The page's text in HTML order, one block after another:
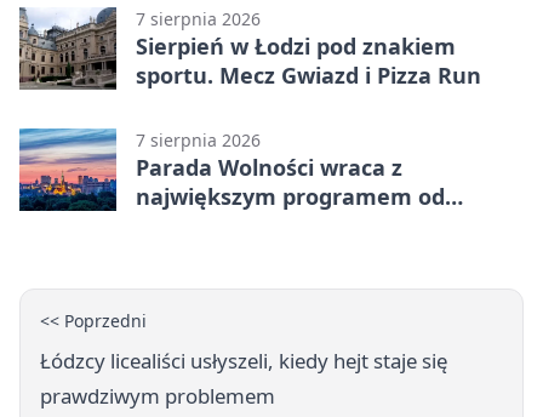
7 sierpnia 2026
Sierpień w Łodzi pod znakiem
sportu. Mecz Gwiazd i Pizza Run
7 sierpnia 2026
Parada Wolności wraca z
największym programem od
<< Poprzedni
Łódzcy licealiści usłyszeli, kiedy hejt staje się
prawdziwym problemem